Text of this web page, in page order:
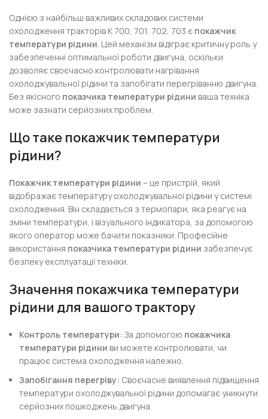
Однією з найбільш важливих складових системи
охолодження тракторів К 700, 701, 702, 703 є покажчик
температури рідини. Цей механізм відіграє критичну роль у
забезпеченні оптимальної роботи двигуна, оскільки
дозволяє своєчасно контролювати нагрівання
охолоджувальної рідини та запобігати перегріванню двигуна.
Без якісного показчика температури рідини ваша техніка
може зазнати серйозних проблем.
Що таке покажчик температури
рідини?
Покажчик температури рідини – це пристрій, який
відображає температуру охолоджувальної рідини у системі
охолодження. Він складається з термопари, яка реагує на
зміни температури, і візуального індикатора, за допомогою
якого оператор може бачити показники. Професійне
використання показчика температури рідини забезпечує
безпеку експлуатації техніки.
Значення покажчика температури
рідини для вашого трактору
Контроль температури: За допомогою покажчика
температури рідини ви можете контролювати, чи
працює система охолодження належно.
Запобігання перегріву: Своєчасне виявлення підвищення
температури охолоджувальної рідини допомагає уникнути
серйозних пошкоджень двигуна.